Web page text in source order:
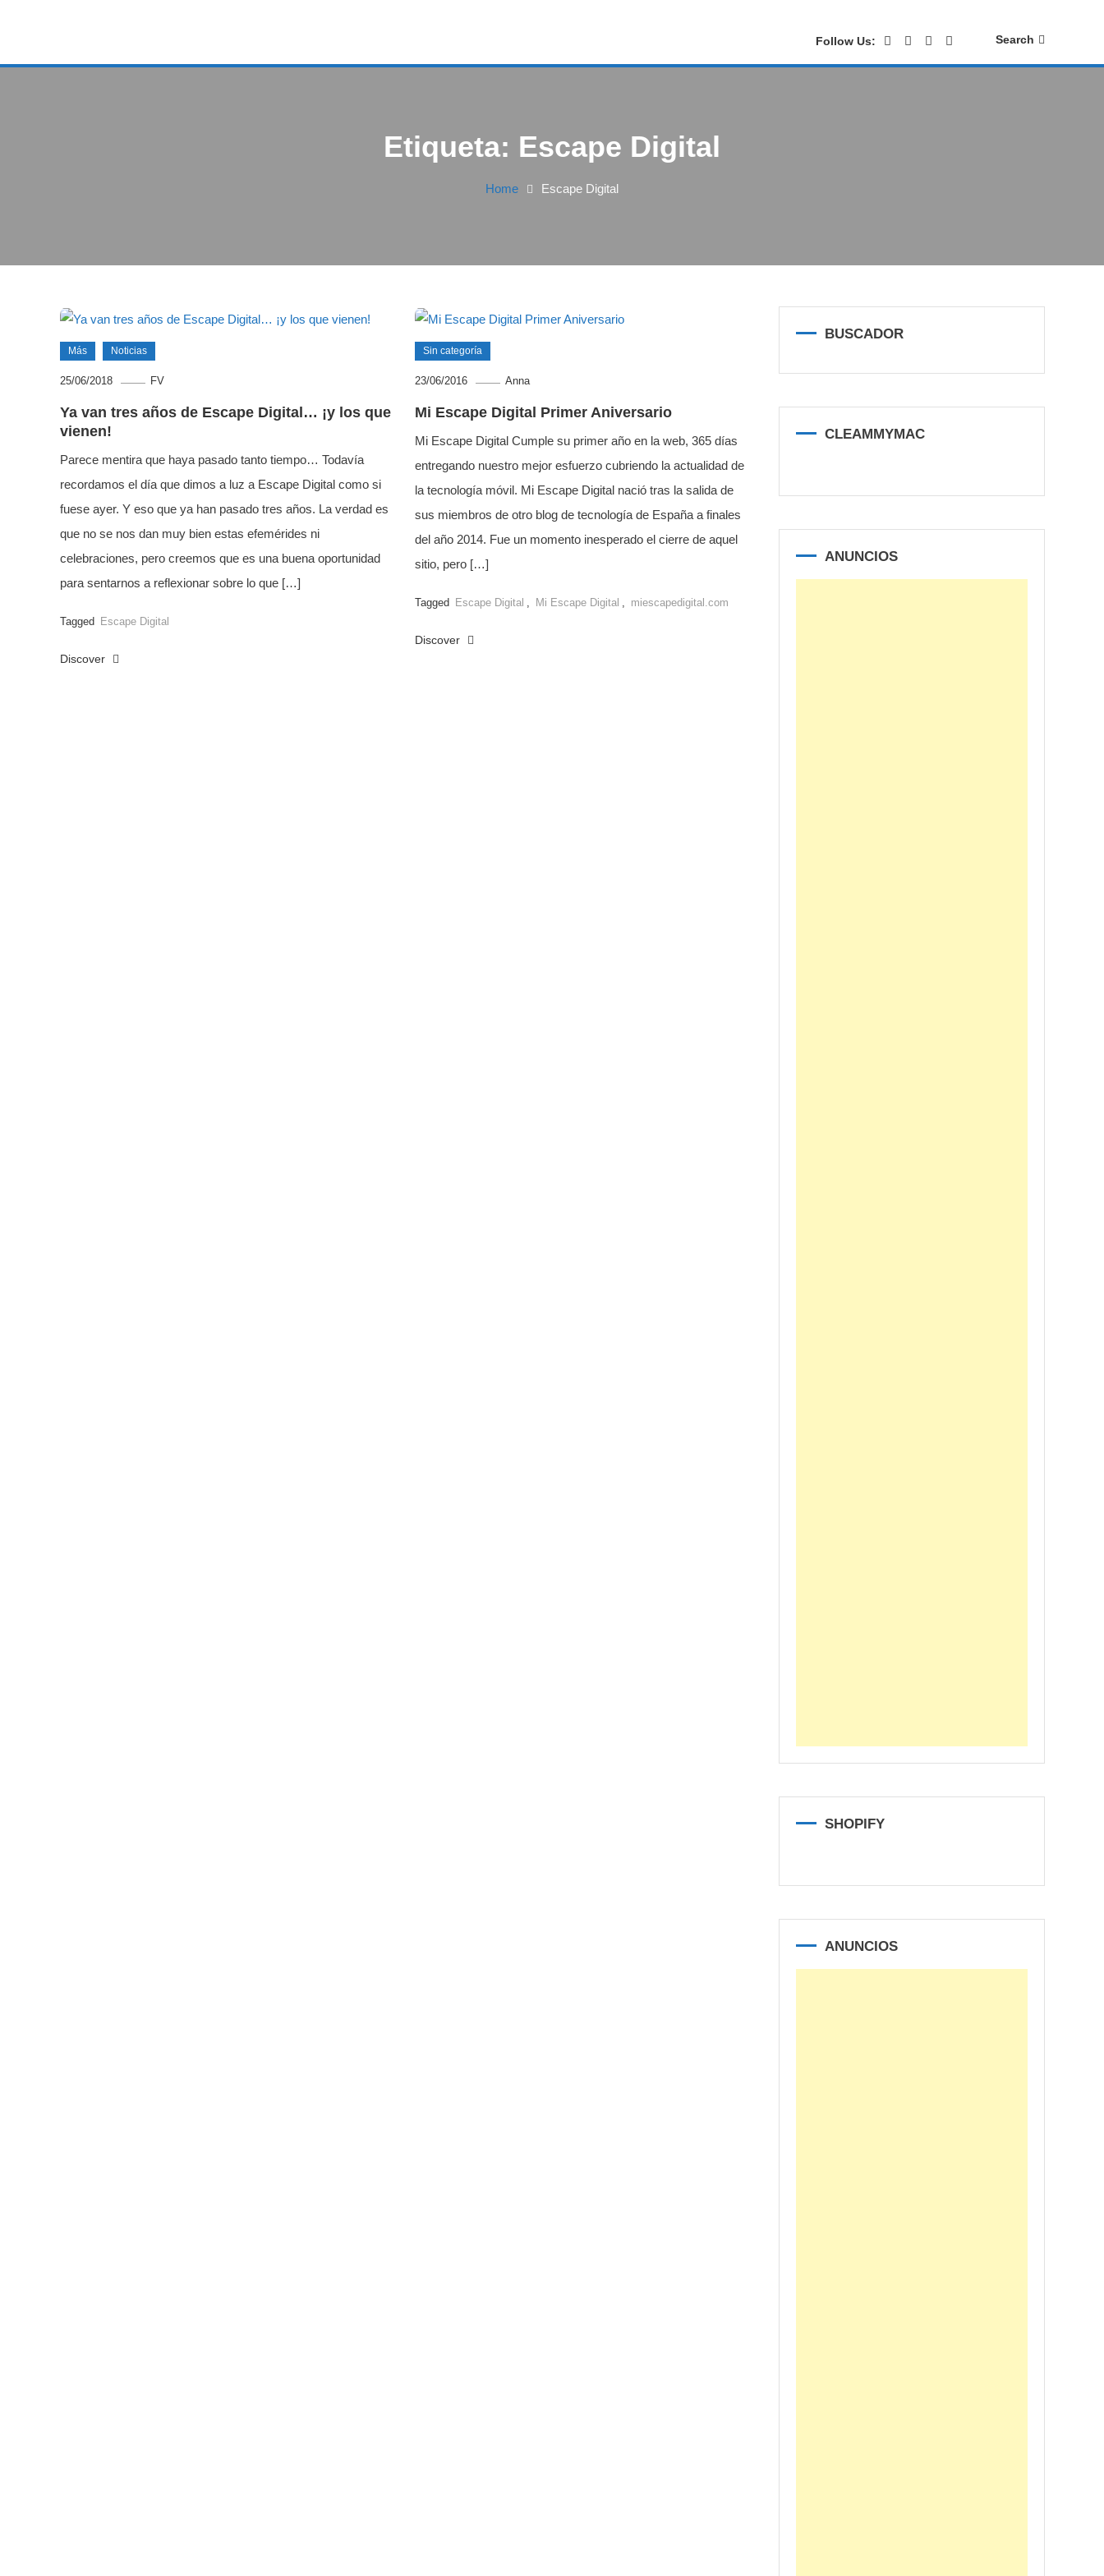
Follow Us: Search
Etiqueta: Escape Digital
Home Escape Digital
Más Noticias
25/06/2018 FV
Ya van tres años de Escape Digital… ¡y los que
vienen!
Parece mentira que haya pasado tanto tiempo… Todavía
recordamos el día que dimos a luz a Escape Digital como si
fuese ayer. Y eso que ya han pasado tres años. La verdad es
que no se nos dan muy bien estas efemérides ni
celebraciones, pero creemos que es una buena oportunidad
para sentarnos a reflexionar sobre lo que […]
Tagged Escape Digital
Discover
Sin categoría
23/06/2016 Anna
Mi Escape Digital Primer Aniversario
Mi Escape Digital Cumple su primer año en la web, 365 días
entregando nuestro mejor esfuerzo cubriendo la actualidad de
la tecnología móvil. Mi Escape Digital nació tras la salida de
sus miembros de otro blog de tecnología de España a finales
del año 2014. Fue un momento inesperado el cierre de aquel
sitio, pero […]
Tagged Escape Digital Mi Escape Digital miescapedigital.com
Discover
BUSCADOR
CLEAMMYMAC
ANUNCIOS
SHOPIFY
ANUNCIOS